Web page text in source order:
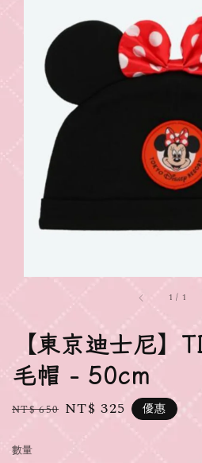
1 / 1
【東京迪士尼】
毛帽 - 50cm
Regular
NT$ 650 Sale
NT$ 325 優惠
數量